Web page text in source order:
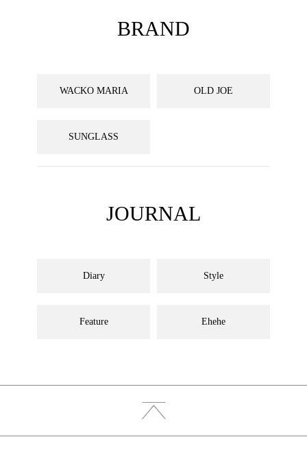
BRAND
WACKO MARIA OLD JOE
SUNGLASS
JOURNAL
Diary Style
Feature Ehehe